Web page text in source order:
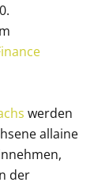
werden
allaine
der